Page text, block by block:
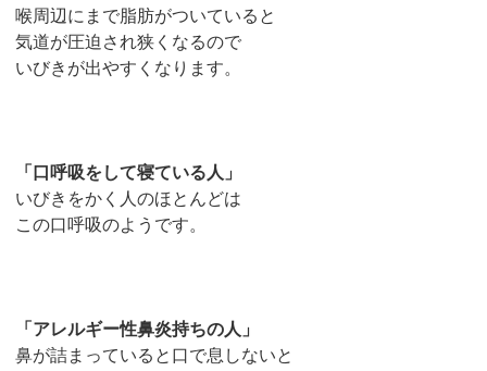
喉周辺にまで脂肪がついていると
気道が圧迫され狭くなるので
いびきが出やすくなります。
「口呼吸をして寝ている人」
いびきをかく人のほとんどは
この口呼吸のようです。
「アレルギー性鼻炎持ちの人」
鼻が詰まっていると口で息しないと